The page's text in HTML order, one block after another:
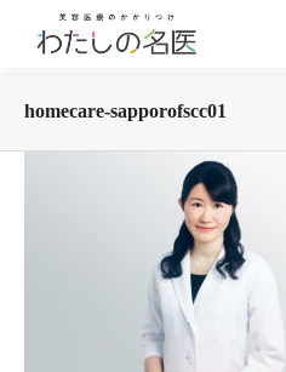
homecare-sapporofscc01